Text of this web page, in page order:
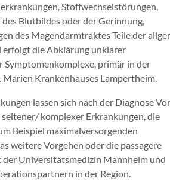
Stoffwechselstörungen,
Blutbildes oder der Gerinnung,
des Magendarmtraktes Teile der
erfolgt die Abklärung unklarer
primär in der
Krankenhauses Lampertheim.
lassen sich nach der Diagnose
komplexer Erkrankungen, die
Beispiel maximalversorgenden
weitere Vorgehen oder die passagere
Universitätsmedizin Mannheim und
in der Region.